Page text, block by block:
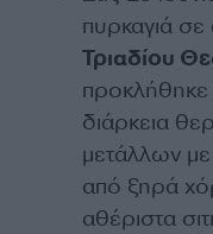
πυρκαγιά σε
Τριαδίου
προκλήθηκε
διάρκεια
μετάλλων
από ξηρά
αθέριστα